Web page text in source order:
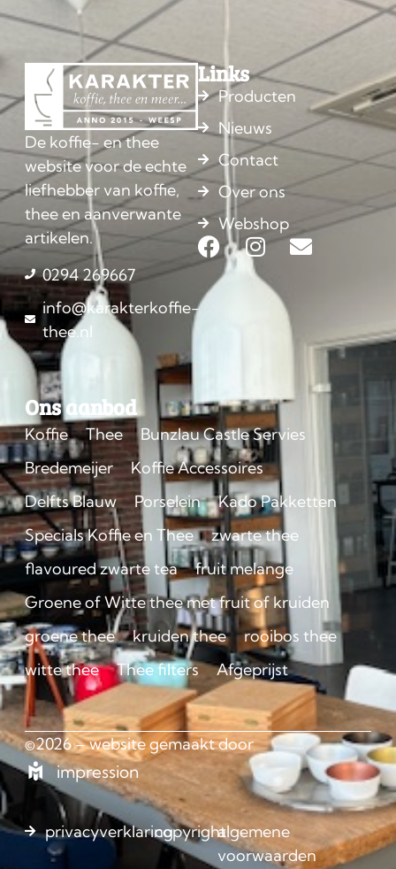
De koffie- en thee
website voor de echte
liefhebber van koffie,
thee en aanverwante
artikelen.
0294 269667
info@karakterkoffie-
thee.nl
Links
Producten
Nieuws
Contact
Over ons
Webshop
Ons aanbod
Koffie Thee
Bunzlau Castle Servies
Bredemeijer
Koffie Accessoires
Delfts Blauw
Porselein
Kado Pakketten
Specials Koffie en Thee
zwarte thee
flavoured zwarte tea
fruit melange
Groene of Witte thee met fruit of kruiden
groene thee
kruiden thee
rooibos thee
witte thee
Thee filters Afgeprijst
©2026 – website gemaakt door
impression
privacyverklaringcopyrightalgemene
voorwaarden